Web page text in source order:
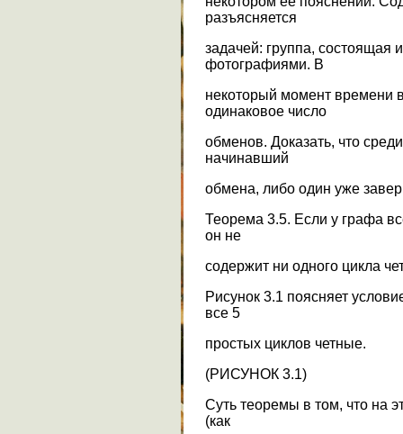
разъясняется
задачей: группа, состоящая
фотографиями. В
некоторый момент времени
одинаковое число
обменов. Доказать, что
начинавший
обмена, либо один уже
Теорема 3.5. Если у графа
он не
содержит ни одного цикла
Рисунок 3.1 поясняет
все 5
простых циклов четные.
(РИСУНОК 3.1)
Суть теоремы в том, что на
(как